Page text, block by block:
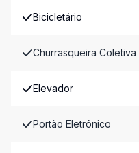
Bicicletário
Churrasqueira Coletiva
Elevador
Portão Eletrônico